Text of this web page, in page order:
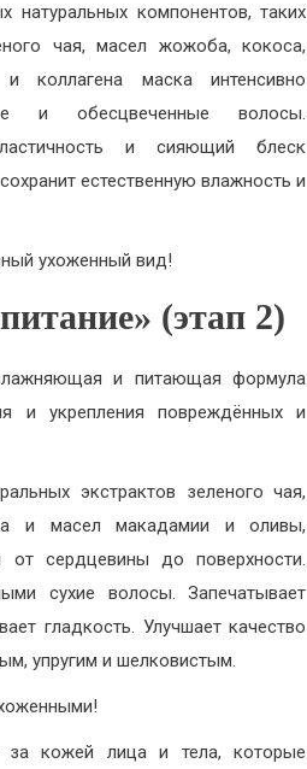
компонентов, таких
чая, масел жожоба, кокоса,
коллагена маска интенсивно
и обесцвеченные волосы.
и сияющий блеск
естественную влажность и
ухоженный вид!
(этап 2)
и питающая формула
и укрепления повреждённых и
экстрактов зеленого чая,
и масел макадамии и оливы,
от сердцевины до поверхности.
сухие волосы. Запечатывает
гладкость. Улучшает качество
упругим и шелковистым.
за кожей лица и тела, которые